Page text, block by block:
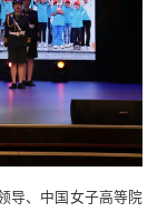
导、中国女子高等院